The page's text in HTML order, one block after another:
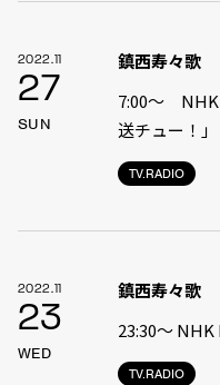
2022.11
27
SUN
TV.RADIO
鎮西寿々歌
7:00〜 NHK
送チュー！」
2022.11
23
WED
TV.RADIO
鎮西寿々歌
23:30〜 NHK